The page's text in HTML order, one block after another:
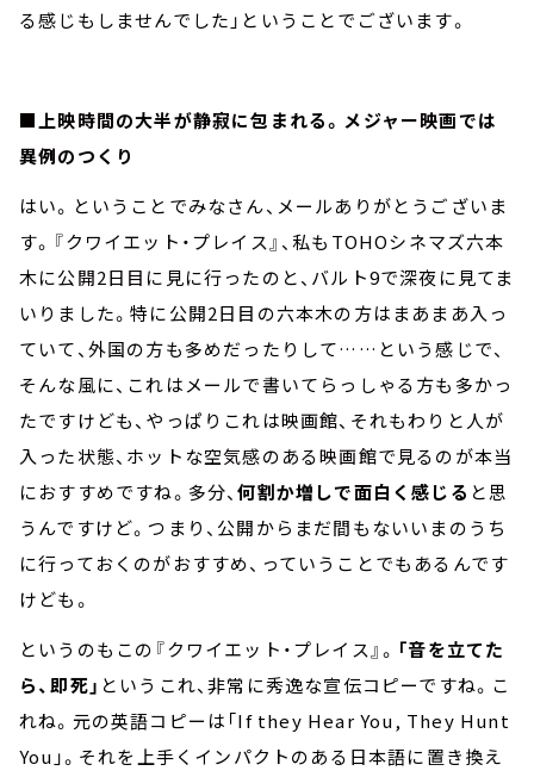
る感じもしませんでした」ということでございます。
■上映時間の大半が静寂に包まれる。メジャー映画では
異例のつくり
はい。ということでみなさん、メールありがとうございま
す。『クワイエット・プレイス』、私もTOHOシネマズ六本
木に公開2日目に見に行ったのと、バルト9で深夜に見てま
いりました。特に公開2日目の六本木の方はまあまあ入っ
ていて、外国の方も多めだったりして……という感じで、
そんな風に、これはメールで書いてらっしゃる方も多かっ
たですけども、やっぱりこれは映画館、それもわりと人が
入った状態、ホットな空気感のある映画館で見るのが本当
におすすめですね。多分、何割か増しで面白く感じる と思
うんですけど。つまり、公開からまだ間もないいまのうち
に行っておくのがおすすめ、っていうことでもあるんです
けども。
というのもこの『クワイエット・プレイス』。 「音を立てた
ら、即死」 というこれ、非常に秀逸な宣伝コピーですね。こ
れね。元の英語コピーは「If they Hear You, They Hunt
You」。それを上手くインパクトのある日本語に置き換え